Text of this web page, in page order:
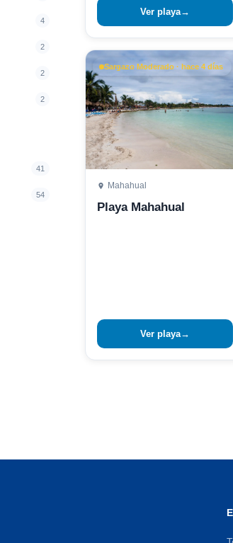
4
2
2
2
41
54
Ver playa→
Sargazo Moderado · hace 4 días
Mahahual
Playa Mahahual
Ver playa→